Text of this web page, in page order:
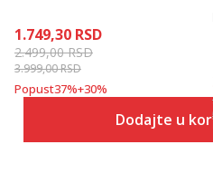
1.749,30 RSD
2.499,00RSD
3.999,00RSD
Popust37%+30%
Dodajte u